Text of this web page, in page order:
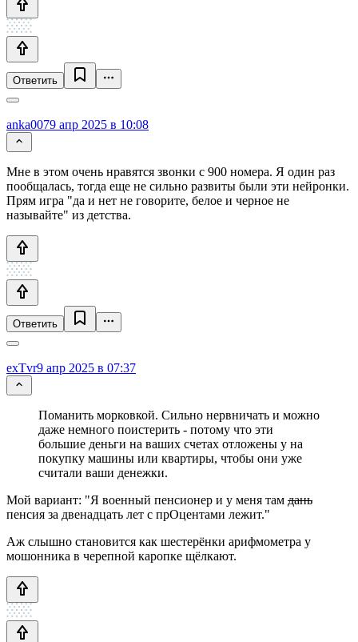
Ответить
anka0079 апр 2025 в 10:08
Мне в этом очень нравятся звонки с 900 номера. Я один раз
пообщалась, тогда еще не сильно развиты были эти нейронки.
Прям игра "да и нет не говорите, белое и черное не
называйте" из детства.
Ответить
exTvr9 апр 2025 в 07:37
Поманить морковкой. Сильно нервничать и можно
даже немного поистерить - потому что эти
большие деньги на ваших счетах отложены у на
покупку машины или квартиры, чтобы они уже
считали ваши денежки.
Мой вариант: "Я военный пенсионер и у меня там дань
пенсия за двенадцать лет с прОцентами лежит."
Аж слышно становится как шестерёнки арифмометра у
мошонника в черепной каропке щёлкают.